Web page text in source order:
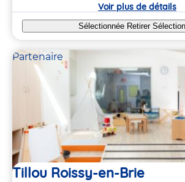
Voir plus de détails
Sélectionnée Retirer
Partenaire
Tillou Roissy-en-Brie